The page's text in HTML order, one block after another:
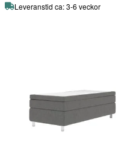
Leveranstid ca: 3-6 veckor